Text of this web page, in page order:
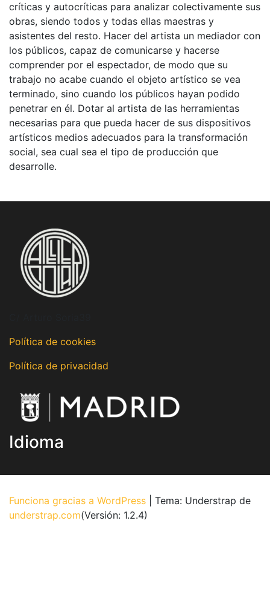
críticas y autocríticas para analizar colectivamente sus
obras, siendo todos y todas ellas maestras y
asistentes del resto. Hacer del artista un mediador con
los públicos, capaz de comunicarse y hacerse
comprender por el espectador, de modo que su
trabajo no acabe cuando el objeto artístico se vea
terminado, sino cuando los públicos hayan podido
penetrar en él. Dotar al artista de las herramientas
necesarias para que pueda hacer de sus dispositivos
artísticos medios adecuados para la transformación
social, sea cual sea el tipo de producción que
desarrolle.
Política de cookies
Política de privacidad
Idioma
Funciona gracias a WordPress
Tema: Understrap de
understrap.com(Versión: 1.2.4)